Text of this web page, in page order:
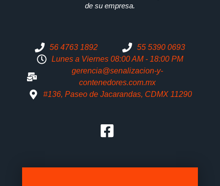
de su empresa.
56 4763 1892
55 5390 0693
Lunes a Viernes 08:00 AM - 18:00 PM
gerencia@senalizacion-y-
contenedores.com.mx
#136, Paseo de Jacarandas, CDMX 11290